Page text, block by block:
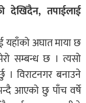
देखिँदैन, तपाईलाई
यहाँको अघात माया छ
सम्बन्ध छ । त्यसो
। विराटनगर बनाउने
आएको छु पाँच वर्षे